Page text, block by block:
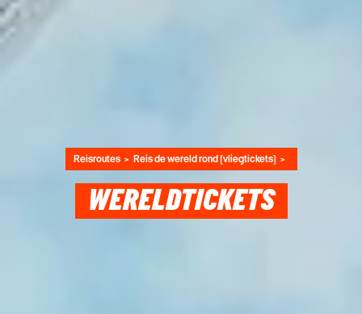
Reisroutes Reis de wereld rond (vliegtickets)
WERELDTICKETS